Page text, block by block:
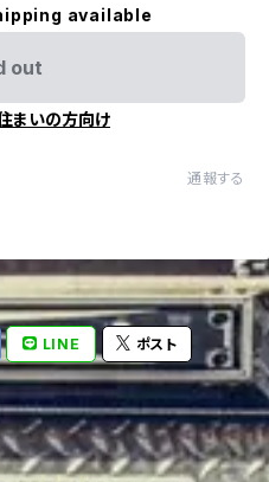
available
out
まいの方向け
通報する
LINE ポスト